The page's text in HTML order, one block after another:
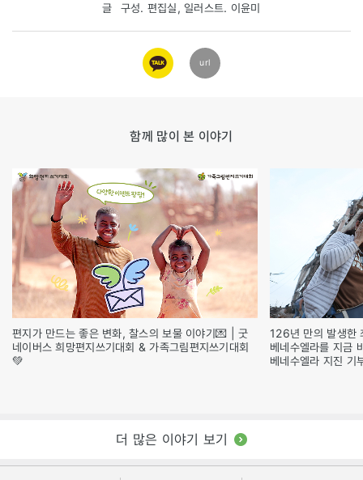
글 구성. 편집실, 일러스트. 이윤미
카카오
링크
url
함께 많이 본 이야기
편지가 만드는 좋은 변화, 찰스의 보물 이야기💌 | 굿
네이버스 희망편지쓰기대회 & 가족그림편지쓰기대회
💚
126년 만의 발생한
베네수엘라를 지금
베네수엘라 지진 기
더 많은 이야기 보기